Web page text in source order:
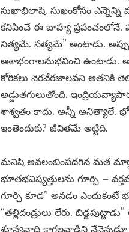
సుఖాభిలాషి. సుఖంకోసం ఎన్నెన్ని
కనిపించే ఈ బాహ్య ప్రపంచంలోనే.
నిత్యమే. సత్యమే” అంటాడు.
ఆశాభంగాలనుభవించి ఉంటాడు.
కోరికలు నెరవేరజాలవని అతనికి
అడ్డుతగులుతోంది.
శాశ్వతం కాదు. అన్నీ అనిత్యాలే.
ఇంతెందుకు? జీవితమే అట్టిది.
మనిషి అవలంబింపదగిన మత
భూతభవిష్యత్తులను గూర్చి –
గూర్చి కూడ” అనడం ఎందుకంటే
“తల్లిదండ్రులు లేరు.
శూన్యవాది కాగలవాడిని